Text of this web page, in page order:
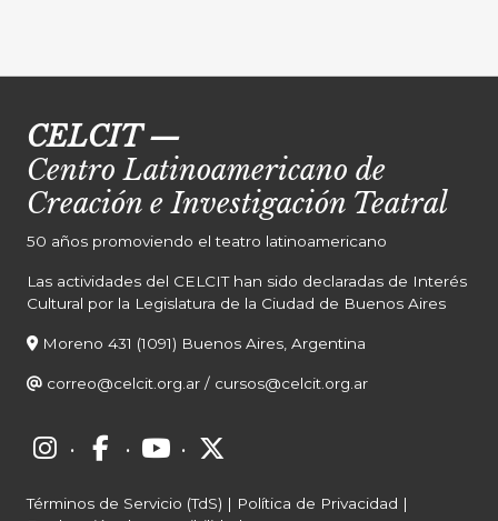
CELCIT—
Centro Latinoamericano de
Creación e Investigación Teatral
50 años promoviendo el teatro latinoamericano
Las actividades del CELCIT han sido declaradas de Interés
Cultural por la Legislatura de la Ciudad de Buenos Aires
Moreno 431 (1091) Buenos Aires, Argentina
correo@celcit.org.ar / cursos@celcit.org.ar
· · ·
Términos de Servicio (TdS) | Política de Privacidad |